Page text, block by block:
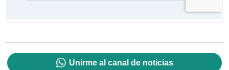
Unirme al canal de noticias